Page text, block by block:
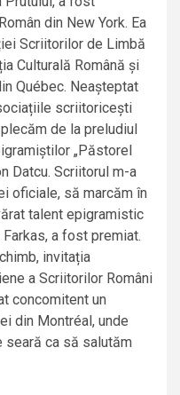
din New York. Ea
Scriitorilor de Limbă
Culturală Română și
Québec. Neașteptat
scriitoricești
de la preludiul
„Păstorel
Datcu. Scriitorul m-a
oficiale, să marcăm în
talent epigramistic
a fost premiat.
invitația
a Scriitorilor Români
concomitent un
din Montréal, unde
seară ca să salutăm